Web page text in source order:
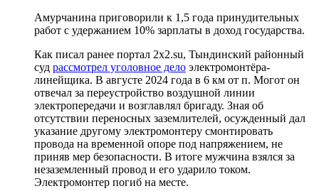
Амурчанина приговорили к 1,5 года принудительных
работ с удержанием 10% зарплаты в доход государства.
Как писал ранее портал 2х2.su, Тындинский районный
суд рассмотрел уголовное дело электромонтёра-
линейщика. В августе 2024 года в 6 км от п. Могот он
отвечал за переустройство воздушной линии
электропередачи и возглавлял бригаду. Зная об
отсутствии переносных заземлителей, осужденный дал
указание другому электромонтеру смонтировать
провода на временной опоре под напряжением, не
приняв мер безопасности. В итоге мужчина взялся за
незаземленный провод и его ударило током.
Электромонтер погиб на месте.